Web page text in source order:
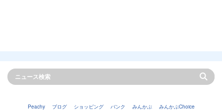
Peachy ブログ ショッピング バンク みんかぶ
みんかぶChoice